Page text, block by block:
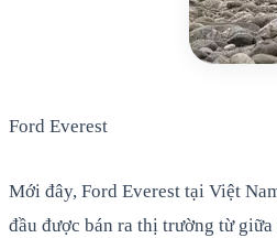
Ford Everest
Mới đây, Ford Everest tại Việt
đầu được bán ra thị trường từ